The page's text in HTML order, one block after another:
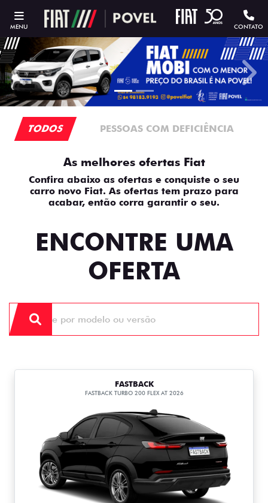
MENU CONTATO
templates.template-
TODOS PESSOAS COM DEFICIÊNCIA
As melhores ofertas Fiat
Confira abaixo as ofertas e conquiste o seu
carro novo Fiat. As ofertas tem prazo para
acabar, então corra garantir o seu.
ENCONTRE UMA
OFERTA
FASTBACK
FASTBACK TURBO 200 FLEX AT 2026